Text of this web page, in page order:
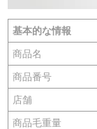
基本的な情報
商品名
商品番号
店舗
商品毛重量